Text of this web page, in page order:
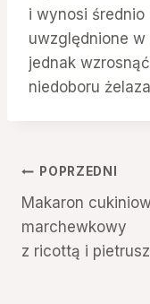
i wynosi średnio
uwzględnione
jednak
niedoboru
Nawigacja
wpisu
POPRZEDNI
Makaron
marchewkowy
z ricottą i